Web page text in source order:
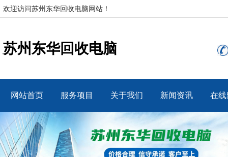
欢迎访问苏州东华回收电脑网站！
苏州东华回收电脑
网站首页 服务项目 关于我们 新闻资讯 在